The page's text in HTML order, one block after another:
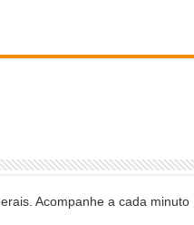
Acompanhe a cada minuto